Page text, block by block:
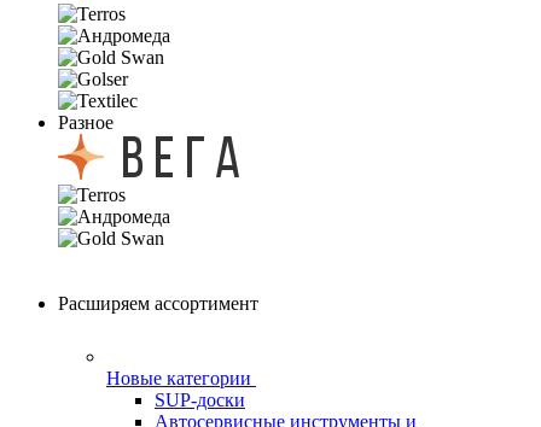
Разное
Расширяем ассортимент
Автосервисные инструменты и
оборудование